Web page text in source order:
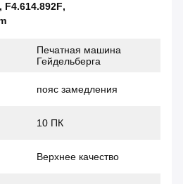
, F4.614.892F,
Печатная машина
Гейдельберга
пояс замедления
10 ПК
Верхнее качество